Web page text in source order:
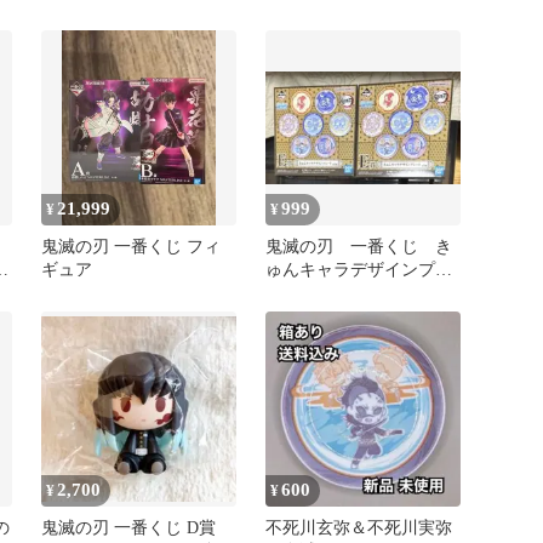
¥ 21,999
鬼滅の刃 一番くじ フィ
ギュア
¥999
鬼滅の刃 一番くじ き
ゅんキャラデザインプレ
¥2,700
鬼滅の刃 一番くじ D賞
¥600
不死川玄弥＆不死川実弥